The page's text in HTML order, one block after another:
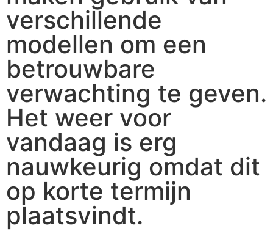
verschillende
modellen om een
betrouwbare
verwachting te geven.
Het weer voor
vandaag is erg
nauwkeurig omdat dit
op korte termijn
plaatsvindt.